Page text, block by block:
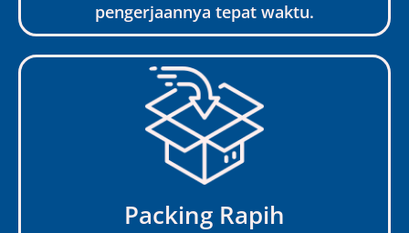
pengerjaannya tepat waktu.
Packing Rapih